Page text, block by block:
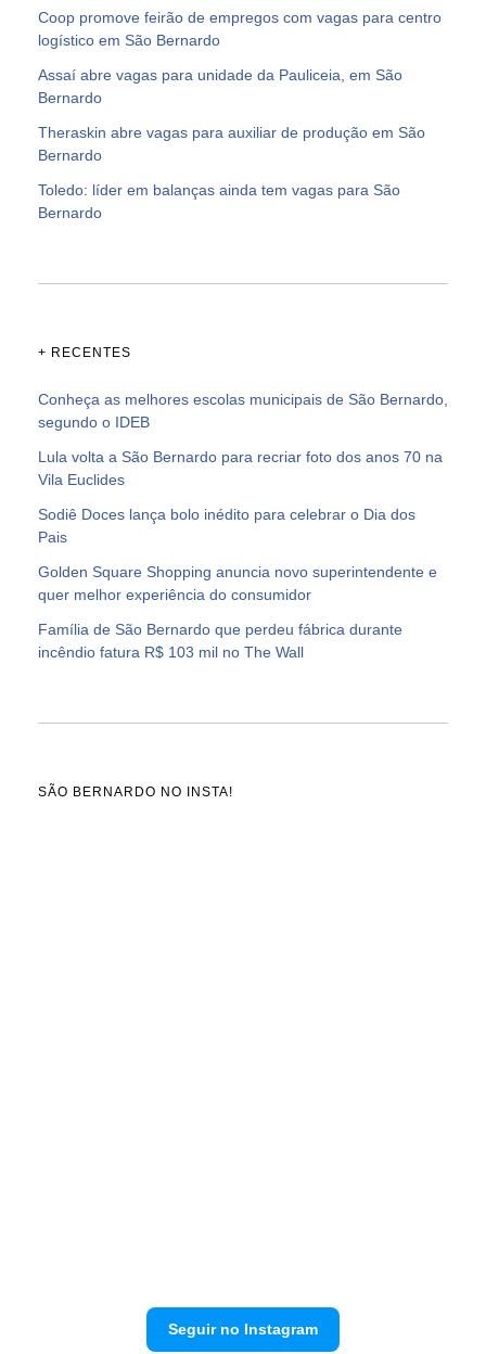
Coop promove feirão de empregos com vagas para centro
logístico em São Bernardo
Assaí abre vagas para unidade da Pauliceia, em São
Bernardo
Theraskin abre vagas para auxiliar de produção em São
Bernardo
Toledo: líder em balanças ainda tem vagas para São
Bernardo
+ RECENTES
Conheça as melhores escolas municipais de São Bernardo,
segundo o IDEB
Lula volta a São Bernardo para recriar foto dos anos 70 na
Vila Euclides
Sodiê Doces lança bolo inédito para celebrar o Dia dos
Pais
Golden Square Shopping anuncia novo superintendente e
quer melhor experiência do consumidor
Família de São Bernardo que perdeu fábrica durante
incêndio fatura R$ 103 mil no The Wall
SÃO BERNARDO NO INSTA!
Seguir no Instagram